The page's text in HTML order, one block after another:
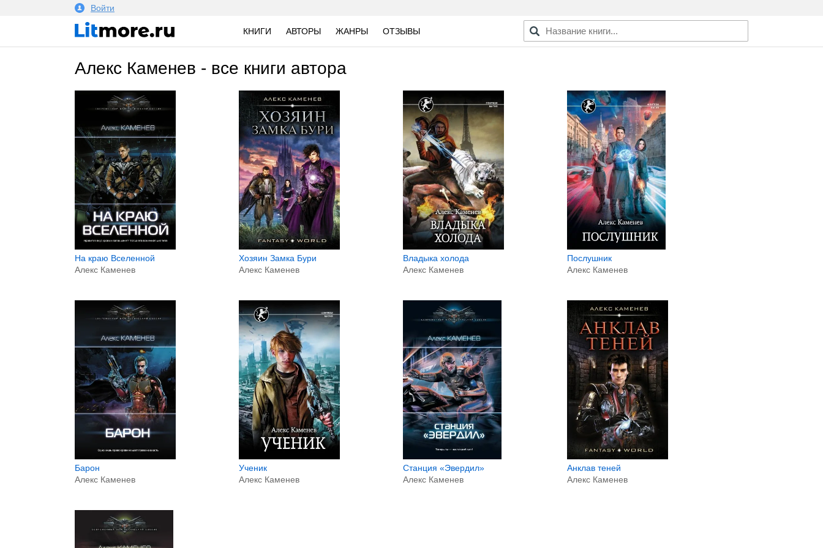
Войти
КНИГИ АВТОРЫ ЖАНРЫ ОТЗЫВЫ
Алекс Каменев - все книги автора
На краю Вселенной
Алекс Каменев
Хозяин Замка Бури
Алекс Каменев
Владыка холода
Алекс Каменев
Послушник
Алекс Каменев
Барон
Алекс Каменев
Ученик
Алекс Каменев
Станция «Эвердил»
Алекс Каменев
Анклав теней
Алекс Каменев